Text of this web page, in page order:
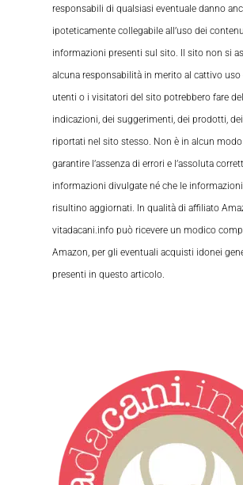
responsabili di qualsiasi eventuale danno
ipoteticamente collegabile all’uso dei
informazioni presenti sul sito. Il sito non si
alcuna responsabilità in merito al cattivo uso
utenti o i visitatori del sito potrebbero fare
indicazioni, dei suggerimenti, dei prodotti,
riportati nel sito stesso. Non è in alcun
garantire l’assenza di errori e l’assoluta
informazioni divulgate né che le
risultino aggiornati. In qualità di affiliato
vitadacani.info può ricevere un modico
Amazon, per gli eventuali acquisti idonei
presenti in questo articolo.